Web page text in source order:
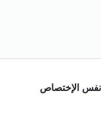
الإختصاص